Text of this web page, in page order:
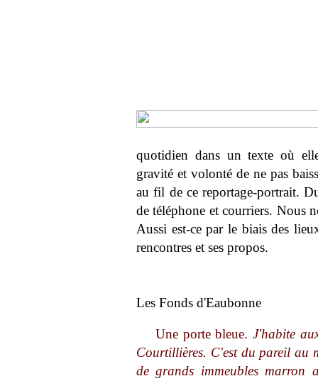
quotidien dans un texte où
gravité et volonté de ne pas
au fil de ce reportage-portrait.
de téléphone et courriers. Nous
Aussi est-ce par le biais des
rencontres et ses propos.
Les Fonds d'Eaubonne
Une porte bleue.J'habite
Courtillières. C'est du pareil au
de grands immeubles marron